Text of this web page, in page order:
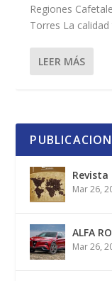
Regiones
Torres La calidad
LEER MÁS
Revista
Mar 26,
ALFA
Mar 26,